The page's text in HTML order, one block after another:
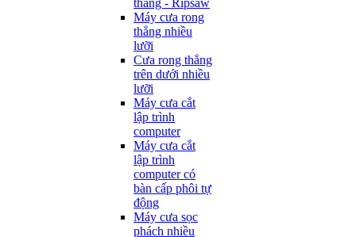
thẳng - Ripsaw
Máy cưa rong
thẳng nhiều
lưỡi
Cưa rong thẳng
trên dưới nhiều
lưỡi
Máy cưa cắt
lập trình
computer
Máy cưa cắt
lập trình
computer có
bàn cấp phôi tự
động
Máy cưa sọc
phách nhiều